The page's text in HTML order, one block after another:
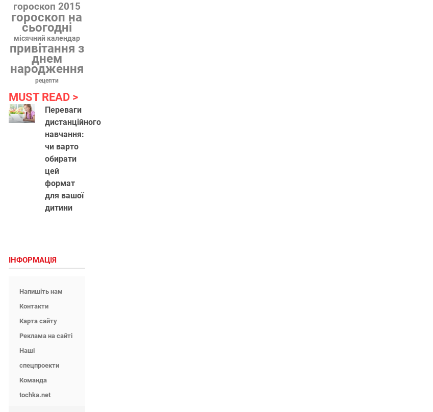
гороскоп 2015
гороскоп на
сьогодні
місячний календар
привітання з
днем
народження
рецепти
MUST READ
Переваги
дистанційного
навчання:
чи варто
обирати
цей
формат
для вашої
дитини
ІНФОРМАЦІЯ
Напишіть нам
Контакти
Карта сайту
Реклама на сайті
Наші
спецпроекти
Команда
tochka.net